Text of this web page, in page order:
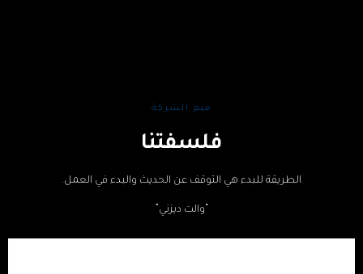
قيم الشركة
فلسفتنا
الطريقة للبدء هي التوقف عن الحديث والبدء في العمل.
“والت ديزني”